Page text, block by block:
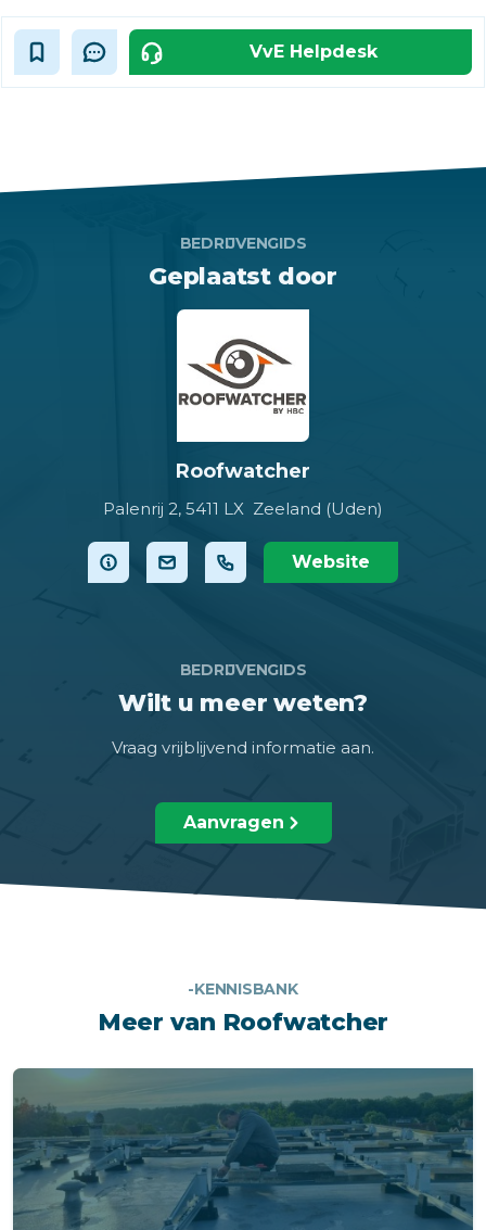
VvE Helpdesk
BEDRIJVENGIDS
Geplaatst door
Roofwatcher
Palenrij 2, 5411 LX Zeeland (Uden)
Website
BEDRIJVENGIDS
Wilt u meer weten?
Vraag vrijblijvend informatie aan.
Aanvragen
-KENNISBANK
Meer van Roofwatcher